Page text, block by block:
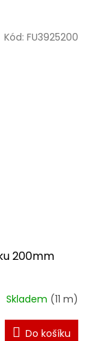
200mm
Skladem (11 m)
Do košíku
Kód: FU3925200